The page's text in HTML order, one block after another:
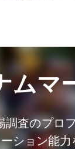
ムマ
調査のプロ
ション能